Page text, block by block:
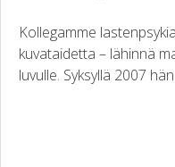
Kollegamme
kuvataidetta – lähinnä
luvulle. Syksyllä 2007